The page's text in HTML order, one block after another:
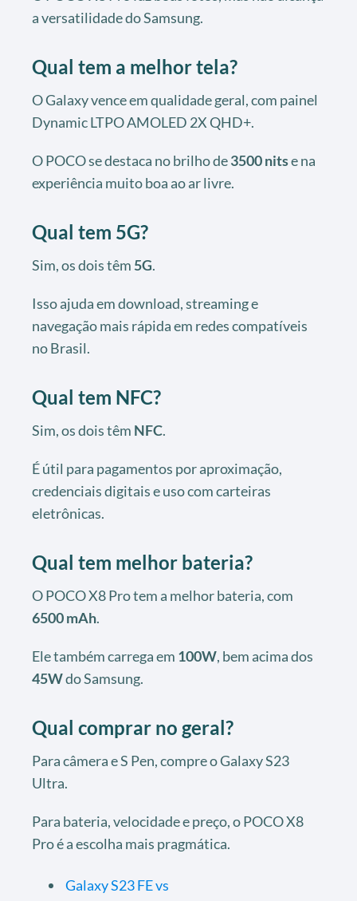
a versatilidade do Samsung.
Qual tem a melhor tela?
O Galaxy vence em qualidade geral, com painel
Dynamic LTPO AMOLED 2X QHD+.
O POCO se destaca no brilho de3500 nitse na
experiência muito boa ao ar livre.
Qual tem 5G?
Sim, os dois têm 5G.
Isso ajuda em download, streaming e
navegação mais rápida em redes compatíveis
no Brasil.
Qual tem NFC?
Sim, os dois têm NFC.
É útil para pagamentos por aproximação,
credenciais digitais e uso com carteiras
eletrônicas.
Qual tem melhor bateria?
O POCO X8 Pro tem a melhor bateria, com
6500 mAh.
Ele também carrega em 100W, bem acima dos
45Wdo Samsung.
Qual comprar no geral?
Para câmera e S Pen, compre o Galaxy S23
Ultra.
Para bateria, velocidade e preço, o POCO X8
Pro é a escolha mais pragmática.
Galaxy S23 FE vs